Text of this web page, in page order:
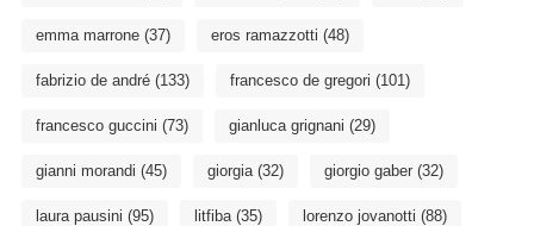
emma marrone(37) eros ramazzotti (48)
fabrizio de andré(133) francesco de gregori (101)
francesco guccini (73) gianluca grignani (29)
gianni morandi (45) giorgia(32) giorgio gaber(32)
laura pausini (95) litfiba(35) lorenzo jovanotti (88)